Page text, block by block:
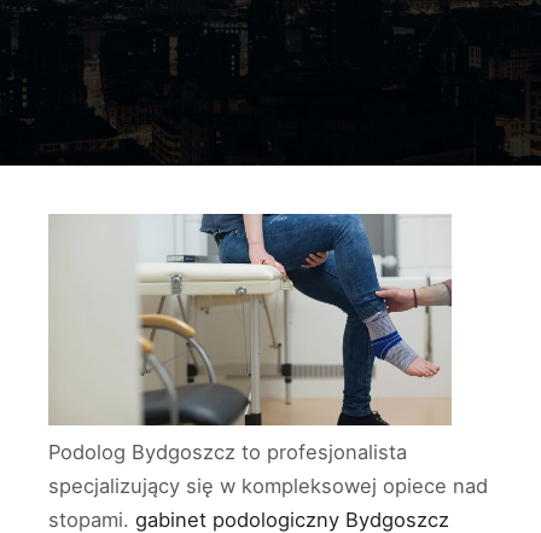
Podolog Bydgoszcz to profesjonalista
specjalizujący się w kompleksowej opiece nad
stopami. gabinet podologiczny Bydgoszcz